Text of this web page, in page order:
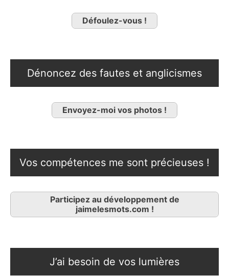
Défoulez-vous !
Dénoncez des fautes et anglicismes
Envoyez-moi vos photos !
Vos compétences me sont précieuses !
Participez au développement de
jaimelesmots.com !
J’ai besoin de vos lumières